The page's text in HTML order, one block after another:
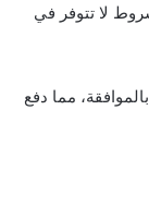
لا تتوفر في
مما دفع